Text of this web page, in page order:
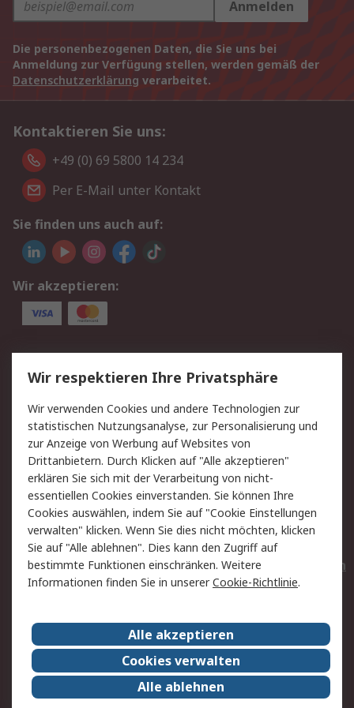
Anmelden
Die personenbezogenen Daten, die Sie uns bei
Anmeldung zur Verfügung stellen, werden gemäß der
Datenschutzerklärung verarbeitet.
Kontaktieren Sie uns:
+49 (0) 69 5800 14 234
Per E-Mail unter Kontakt
Sie finden uns auch auf:
Wir akzeptieren:
Service
Value Added Services
Lieferlösungen
Rücksendungen
Kontakt
Hilfe
Privatkunden
Rechtliches
AGB
Datenschutz
Cookie-Richtlinie
Zahlungsbedingungen
Copyright/Impressum
Entsorgung
Elektrogeräte/Batterien
RS weltweit
Karriere bei RS
Nachhaltigkeit
Qualität/Umwelt/ZertifikatePresse-Center
Event-Center
Wir respektieren Ihre Privatsphäre
Wir verwenden Cookies und andere Technologien zur
statistischen Nutzungsanalyse, zur Personalisierung und
zur Anzeige von Werbung auf Websites von
Drittanbietern. Durch Klicken auf "Alle akzeptieren"
erklären Sie sich mit der Verarbeitung von nicht-
essentiellen Cookies einverstanden. Sie können Ihre
Cookies auswählen, indem Sie auf "Cookie Einstellungen
verwalten" klicken. Wenn Sie dies nicht möchten, klicken
Sie auf "Alle ablehnen". Dies kann den Zugriff auf
bestimmte Funktionen einschränken. Weitere
Informationen finden Sie in unsererCookie-Richtlinie.
Alle akzeptieren
Cookies verwalten
Alle ablehnen